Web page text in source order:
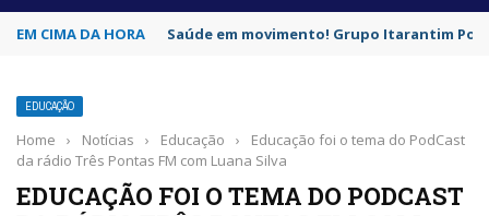
EM CIMA DA HORA Saúde em movimento! Grupo Itarantim
EDUCAÇÃO
Home › Notícias › Educação ›
Educação foi o tema do PodCast
da rádio Três Pontas FM com Luana Silva
EDUCAÇÃO FOI O TEMA DO PODCAST